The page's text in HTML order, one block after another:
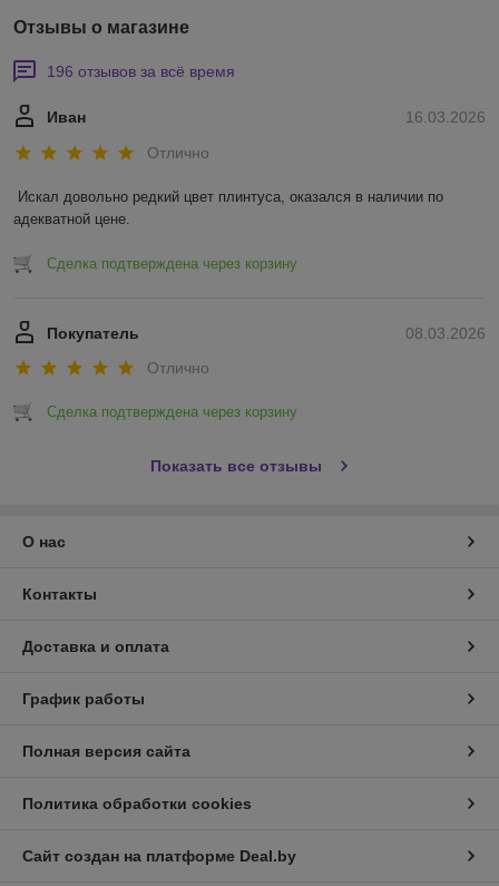
Отзывы о магазине
196 отзывов за всё время
16.03.2026
Иван
Отлично
Искал довольно редкий цвет плинтуса, оказался в наличии по
адекватной цене.
Сделка подтверждена через корзину
08.03.2026
Покупатель
Отлично
Сделка подтверждена через корзину
Показать все отзывы
О нас
Контакты
Доставка и оплата
График работы
Полная версия сайта
Политика обработки cookies
Сайт создан на платформе Deal.by